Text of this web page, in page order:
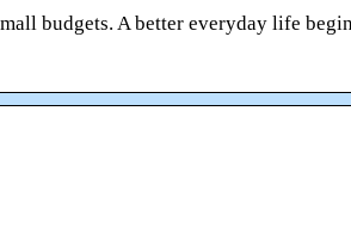
budgets. A better everyday life